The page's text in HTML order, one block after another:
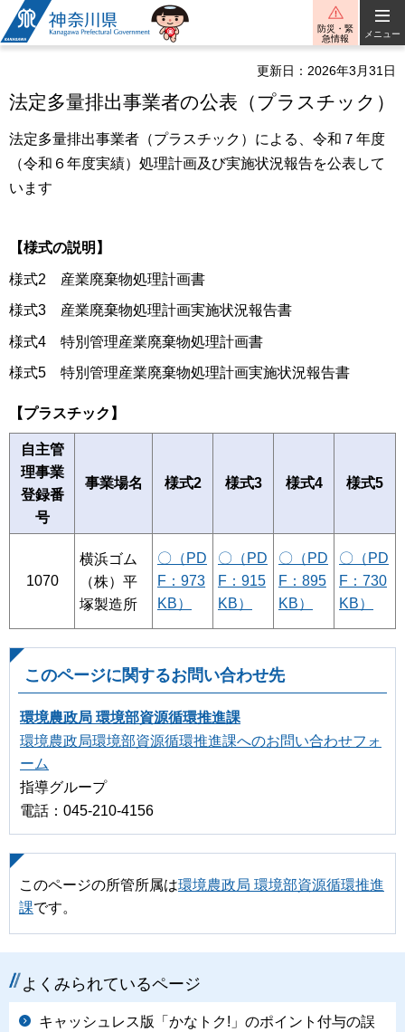
神奈川県
防災・緊
急情報
メニュー
更新日：2026年3月31日
法定多量排出事業者の公表（プラスチック）
法定多量排出事業者（プラスチック）による、令和７年度
（令和６年度実績）処理計画及び実施状況報告を公表して
います
【様式の説明】
様式2 産業廃棄物処理計画書
様式3 産業廃棄物処理計画実施状況報告書
様式4 特別管理産業廃棄物処理計画書
様式5 特別管理産業廃棄物処理計画実施状況報告書
【プラスチック】
自主管
理事業
登録番
号
事業場名 様式2 様式3 様式4 様式5
1070
横浜ゴム
（株）平
塚製造所
〇（PD
F：973
KB）
〇（PD
F：915
KB）
〇（PD
F：895
KB）
〇（PD
F：730
KB）
このページに関するお問い合わせ先
環境農政局 環境部資源循環推進課
環境農政局環境部資源循環推進課へのお問い合わせフォ
ーム
指導グループ
電話：045-210-4156
このページの所管所属は環境農政局 環境部資源循環推進
課です。
よくみられているページ
キャッシュレス版「かなトク!」のポイント付与の誤